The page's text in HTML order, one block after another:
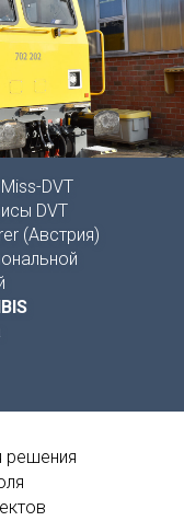
DVT
DVT
(Австрия)
решения